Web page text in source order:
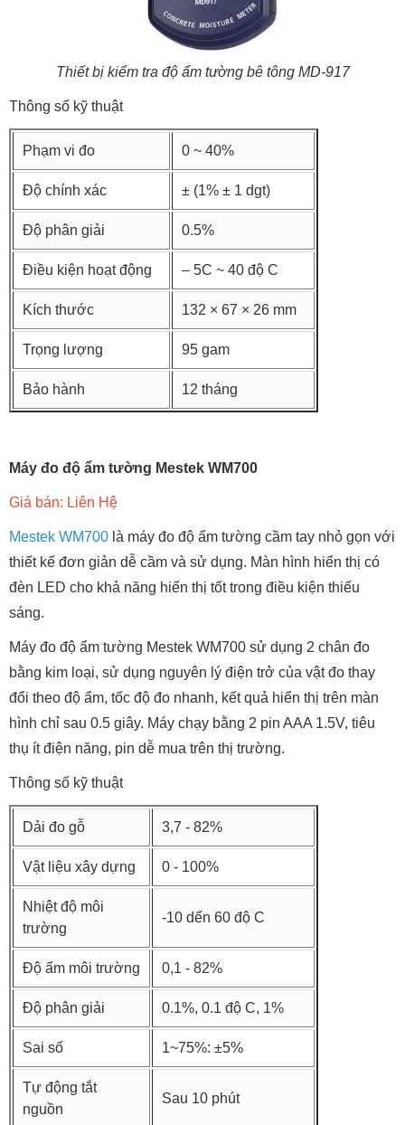
Thiết bị kiểm tra độ ẩm tường bê tông MD-917
Thông số kỹ thuật
Phạm vi đo 0 ~ 40%
Độ chính xác ± (1% ± 1 dgt)
Độ phân giải 0.5%
Điều kiện hoạt động – 5C ~ 40 độ C
Kích thước 132 × 67 × 26 mm
Trọng lượng 95 gam
Bảo hành 12 tháng
Máy đo độ ẩm tường Mestek WM700
Giá bán: Liên Hệ
Mestek WM700 là máy đo độ ẩm tường cầm tay nhỏ gọn với
thiết kế đơn giản dễ cầm và sử dụng. Màn hình hiển thị có
đèn LED cho khả năng hiển thị tốt trong điều kiện thiếu
sáng.
Máy đo độ ẩm tường Mestek WM700 sử dụng 2 chân đo
bằng kim loại, sử dụng nguyên lý điện trở của vật đo thay
đổi theo độ ẩm, tốc độ đo nhanh, kết quả hiển thị trên màn
hình chỉ sau 0.5 giây. Máy chạy bằng 2 pin AAA 1.5V, tiêu
thụ ít điện năng, pin dễ mua trên thị trường.
Thông số kỹ thuật
Dải đo gỗ 3,7 - 82%
Vật liệu xây dựng 0 - 100%
Nhiệt độ môi
trường
-10 dến 60 độ C
Độ ẩm môi trường 0,1 - 82%
Độ phân giải 0.1%, 0.1 độ C, 1%
Sai số 1~75%: ±5%
Tự động tắt
nguồn
Sau 10 phút